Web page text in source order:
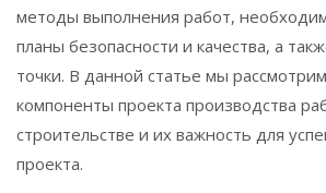
методы выполнения работ,
планы безопасности и качества, а
точки. В данной статье мы
компоненты проекта производства
строительстве и их важность для
проекта.